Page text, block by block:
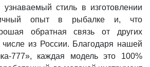
узнаваемый стиль в изготовлении
опыт в рыбалке и, что
обратная связь от других
из России. Благодаря нашей
777», каждая модель это 100%